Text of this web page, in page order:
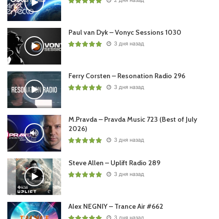
Ваша оценка:5 votes)
Paul van Dyk – Vonyc Sessions 1030
3 дня назад
Ferry Corsten – Resonation Radio 296
3 дня назад
M.Pravda – Pravda Music 723 (Best of July
2026)
3 дня назад
Steve Allen – Uplift Radio 289
3 дня назад
Alex NEGNIY – Trance Air #662
3 дня назад